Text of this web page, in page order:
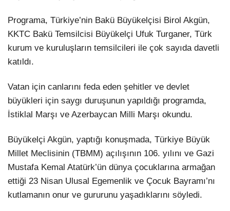
Programa, Türkiye’nin Bakü Büyükelçisi Birol Akgün,
KKTC Bakü Temsilcisi Büyükelçi Ufuk Turganer, Türk
kurum ve kuruluşların temsilcileri ile çok sayıda davetli
katıldı.
Vatan için canlarını feda eden şehitler ve devlet
büyükleri için saygı duruşunun yapıldığı programda,
İstiklal Marşı ve Azerbaycan Milli Marşı okundu.
Büyükelçi Akgün, yaptığı konuşmada, Türkiye Büyük
Millet Meclisinin (TBMM) açılışının 106. yılını ve Gazi
Mustafa Kemal Atatürk’ün dünya çocuklarına armağan
ettiği 23 Nisan Ulusal Egemenlik ve Çocuk Bayramı’nı
kutlamanın onur ve gururunu yaşadıklarını söyledi.